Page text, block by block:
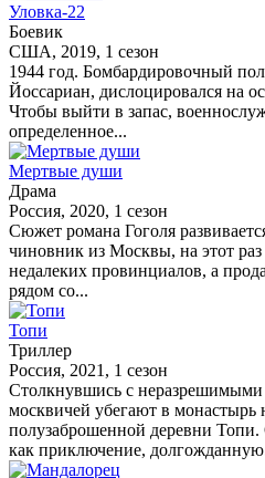
Уловка-22
Боевик
США, 2019, 1 сезон
1944 год. Бомбардировочный
Йоссариан, дислоцировался на
Чтобы выйти в запас,
определенное...
Мертвые души
Драма
Россия, 2020, 1 сезон
Сюжет романа Гоголя
чиновник из Москвы, на этот
недалеких провинциалов, а
рядом со...
Топи
Триллер
Россия, 2021, 1 сезон
Столкнувшись с
москвичей убегают в монастырь
полузаброшенной деревни
как приключение,